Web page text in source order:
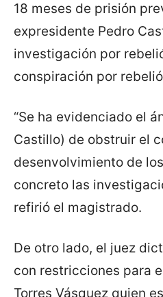
18 meses de prisión
expresidente Pedro
investigación por
conspiración por
“Se ha evidenciado el
Castillo) de obstruir el
desenvolvimiento de
concreto las
refirió el magistrado.
De otro lado, el juez
con restricciones para
Torres Vásquez quien